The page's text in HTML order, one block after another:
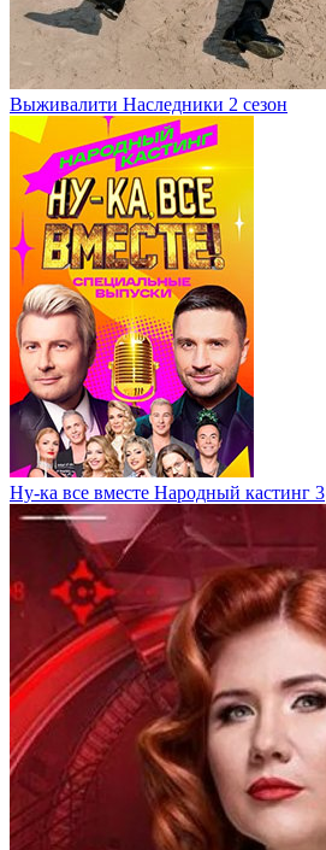
Выживалити Наследники 2 сезон
Ну-ка все вместе Народный кастинг 3